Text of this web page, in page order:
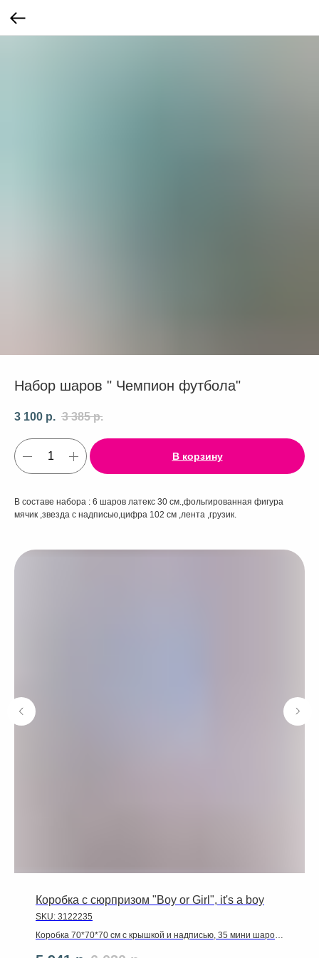
Набор шаров " Чемпион футбола"
3 100 р. 3 385 р.
В корзину
В составе набора : 6 шаров латекс 30 см.,фольгированная фигура
мячик ,звезда с надписью,цифра 102 см ,лента ,грузик.
Коробка с сюрпризом "Boy or Girl", it's a boy
SKU: 3122235
Коробка 70*70*70 см с крышкой и надписью, 35 мини шаров